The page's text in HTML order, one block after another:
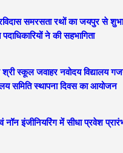
समरसता रथों का जयपुर से
पदाधिकारियों ने की सहभागिता
श्री स्कूल जवाहर नवोदय विद्यालय
समिति स्थापना दिवस का आयोजन
नॉन इंजीनियरिंग में सीधा प्रवेश